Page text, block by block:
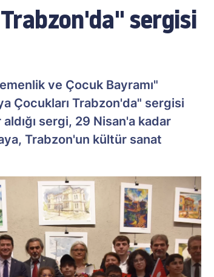
sergisi
ve Çocuk Bayramı"
Çocukları Trabzon'da" sergisi
sergi, 29 Nisan'a kadar
Trabzon'un kültür sanat